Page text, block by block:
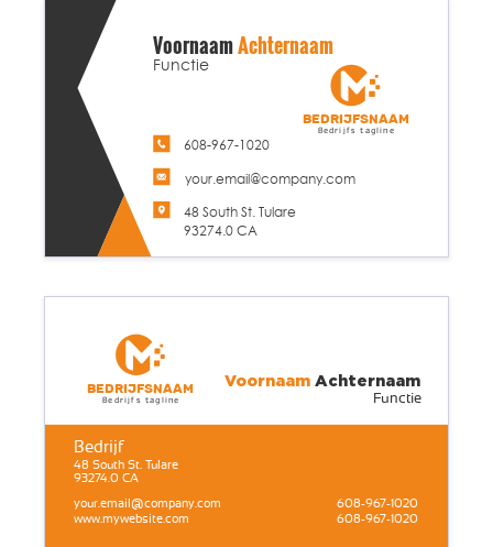
608-967-1020
your.email@company.com
48 South St. Tulare
93274.0 CA
Functie
VoornaamAchternaam
Bedrijfsnaam
Bedrijfs tagline
www.mywebsite.com
608-967-1020
608-967-1020
your.email@company.com
48 South St. Tulare
93274.0 CA
Bedrijf
Functie
VoornaamAchternaam
Bedrijfsnaam
Bedrijfs tagline